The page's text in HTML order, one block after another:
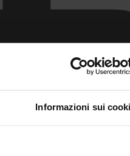
Informazioni sui